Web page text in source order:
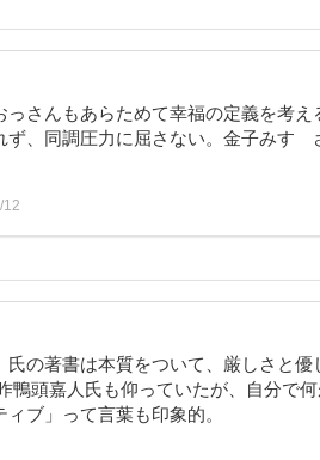
さんもあらためて幸福の定義を考え
、同調圧力に屈さない。金子みすゞ
12
の著書は本質をついて、厳しさと優
鴨頭嘉人氏も仰っていたが、自分で
ブ」って言葉も印象的。